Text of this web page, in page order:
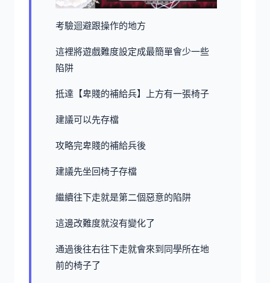
考驗迴避跟操作的地方
這裡將遊戲難度設定成最簡單會少一些
陷阱
抵達【卑賤的補給兵】上方有一張椅子
建議可以先存檔
攻略完卑賤的補給兵後
建議先坐回椅子存檔
繼續往下走就是第二個惡意的陷阱
這邊改難度就沒有變化了
通過後往右往下走就會來到同學所在地
前的椅子了